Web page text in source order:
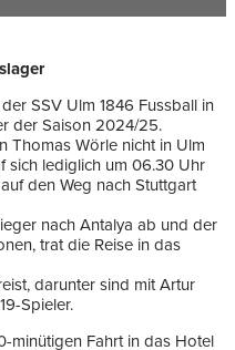
SSV Ulm 1846 Fussball in
der Saison 2024/25.
Thomas Wörle nicht in Ulm
sich lediglich um 06.30 Uhr
den Weg nach Stuttgart
nach Antalya ab und der
trat die Reise in das
darunter sind mit Artur
Spieler.
minütigen Fahrt in das Hotel